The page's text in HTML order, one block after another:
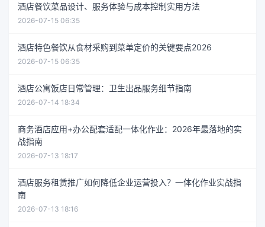
酒店餐饮菜品设计、服务体验与成本控制实用方法
2026-07-15 06:35
酒店特色餐饮从食材采购到菜单定价的关键要点2026
2026-07-15 06:35
酒店公寓饭店日常管理：卫生出品服务细节指南
2026-07-14 18:34
商务酒店应用+办公配套适配一体化作业：2026年最落地的实
战指南
2026-07-13 18:17
酒店服务租赁推广如何降低企业运营投入？一体化作业实战指
南
2026-07-13 18:16